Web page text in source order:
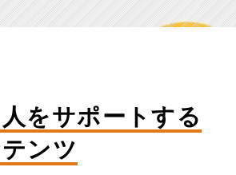
をサポートする
ンツ